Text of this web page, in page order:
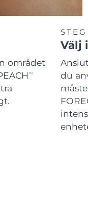
området
TM
Välj
du